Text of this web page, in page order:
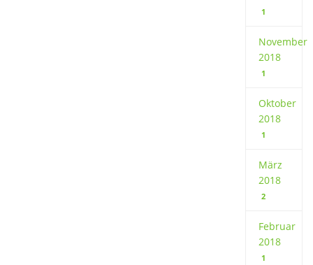
1
November
2018
1
Oktober
2018
1
März
2018
2
Februar
2018
1